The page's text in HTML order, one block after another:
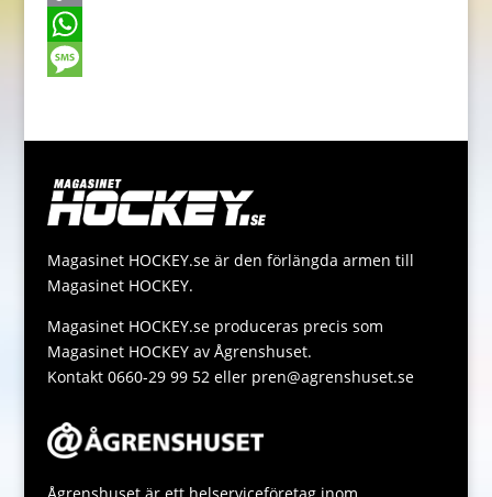
b
o
s
e
r
t
m
a
C
o
i
k
W
s
p
s
g
Magasinet HOCKEY.se är den förlängda armen till
Magasinet HOCKEY.
Magasinet HOCKEY.se produceras precis som
Magasinet HOCKEY av Ågrenshuset.
Kontakt 0660-29 99 52 eller pren@agrenshuset.se